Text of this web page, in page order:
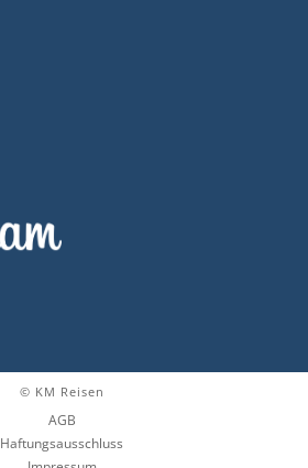
© KM Reisen
AGB
Haftungsausschluss